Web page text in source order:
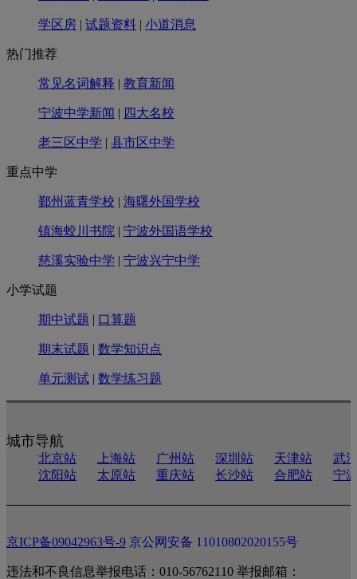
学区房 | 试题资料 | 小道消息
热门推荐
常见名词解释 | 教育新闻
宁波中学新闻 | 四大名校
老三区中学 | 县市区中学
重点中学
鄞州蓝青学校 | 海曙外国学校
镇海蛟川书院 | 宁波外国语学校
慈溪实验中学 | 宁波兴宁中学
小学试题
期中试题 | 口算题
期末试题 | 数学知识点
单元测试 | 数学练习题
城市导航
北京站 上海站 广州站 深圳站 天津站
武
沈阳站
太原站 重庆站 长沙站 合肥站 宁
京ICP备09042963号-9 京公网安备 11010802020155号
违法和不良信息举报电话：010-56762110 举报邮箱：